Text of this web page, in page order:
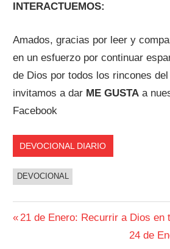
INTERACTUEMOS:
Amados, gracias por leer y
en un esfuerzo por continuar
de Dios por todos los rincones
invitamos a dar ME GUSTA a
Facebook
DEVOCIONAL DIARIO
DEVOCIONAL
Navegación
Entrada
21 de Enero: Recurrir a Dios en
Siguiente
24 de